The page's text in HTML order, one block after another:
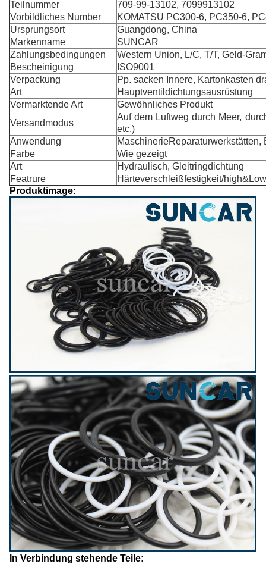
Teilnummer
709-99-13102, 7099913102
Vorbildliches Number
KOMATSU PC300-6, PC350-6,
Ursprungsort
Guangdong, China
Markenname
SUNCAR
Zahlungsbedingungen
Western Union, L/C, T/T, Geld-
Bescheinigung
ISO9001
Verpackung
Pp. sacken Innere, Kartonkasten
Art
Hauptventildichtungsausrüstung
Vermarktende Art
Gewöhnliches Produkt
Versandmodus
Auf dem Luftweg durch Meer,
etc.)
Anwendung
MaschinerieReparaturwerkstätten,
Farbe
Wie gezeigt
Art
Hydraulisch, Gleitringdichtung
Featrure
Härteverschleißfestigkeit/
Produktimage:
In Verbindung stehende Teile: